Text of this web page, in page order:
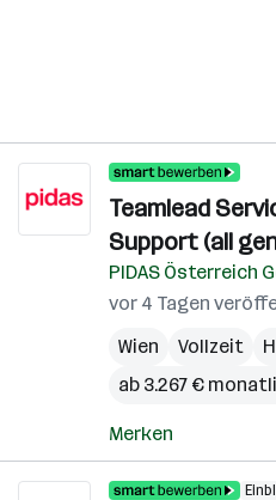
Teamlead
Support (all
PIDAS Österreich
vor 4 Tagen
Wien
Vollzeit
ab 3.267 €
Merken